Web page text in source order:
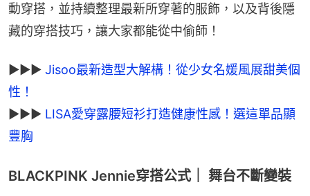
動穿搭，並持續整理最新所穿著的服飾，以及背後隱
藏的穿搭技巧，讓大家都能從中偷師！
►►► Jisoo最新造型大解構！從少女名媛風展甜美個
►►► LISA愛穿露腰短衫打造健康性感！選這單品顯
豐胸
BLACKPINK Jennie穿搭公式｜ 舞台不斷變裝